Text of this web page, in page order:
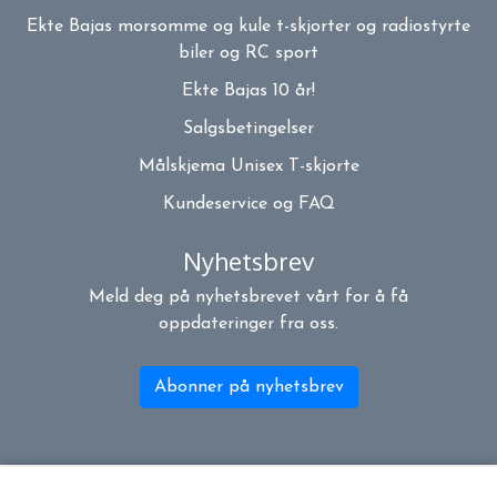
Ekte Bajas morsomme og kule t-skjorter og radiostyrte
biler og RC sport
Ekte Bajas 10 år!
Salgsbetingelser
Målskjema Unisex T-skjorte
Kundeservice og FAQ
Nyhetsbrev
Meld deg på nyhetsbrevet vårt for å få
oppdateringer fra oss.
Abonner på nyhetsbrev